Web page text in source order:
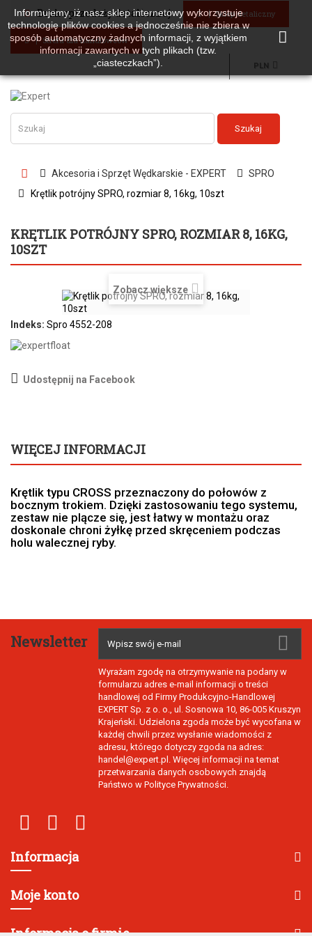
Brak sprzedaży detalicznej Sklep detaliczny
Strefa dla handlowców
PLN
Szukaj
Akcesoria i Sprzęt Wędkarskie - EXPERT
SPRO
Krętlik potrójny SPRO, rozmiar 8, 16kg, 10szt
KRĘTLIK POTRÓJNY SPRO, ROZMIAR 8, 16KG,
10SZT
Zobacz większe
Indeks: Spro 4552-208
Udostępnij na Facebook
WIĘCEJ INFORMACJI
Krętlik typu CROSS przeznaczony do połowów z
bocznym trokiem. Dzięki zastosowaniu tego systemu,
zestaw nie plącze się, jest łatwy w montażu oraz
doskonale chroni żyłkę przed skręceniem podczas
holu walecznej ryby.
Newsletter
Wyrażam zgodę na otrzymywanie na podany w
formularzu adres e-mail informacji o treści
handlowej od Firmy Produkcyjno-Handlowej
EXPERT Sp. z o. o., ul. Sosnowa 10, 86-005 Kruszyn
Krajeński. Udzielona zgoda może być wycofana w
każdej chwili przez wysłanie wiadomości z
adresu, którego dotyczy zgoda na adres:
handel@expert.pl. Więcej informacji na temat
przetwarzania danych osobowych znajdą
Państwo w Polityce Prywatności.
Informacja
Moje konto
Informujemy, iż nasz sklep internetowy wykorzystuje
technologię plików cookies a jednocześnie nie zbiera w
sposób automatyczny żadnych informacji, z wyjątkiem
informacji zawartych w tych plikach (tzw.
„ciasteczkach”).